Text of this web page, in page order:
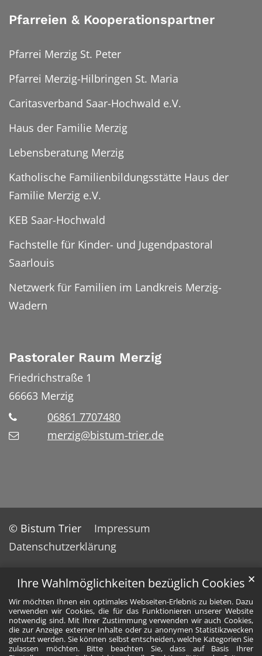
Ihre Wahlmöglichkeiten bezüglich Cookies
Wir möchten Ihnen ein optimales Webseiten-Erlebnis zu bieten. Dazu
verwenden wir Cookies, die für das Funktionieren unserer Website
notwendig sind. Mit Ihrer Zustimmung verwenden wir auch Cookies,
die zur Anzeige externer Inhalte oder zu anonymen Statistikzwecken
genutzt werden. Sie können selbst entscheiden, welche Kategorien Sie
zulassen möchten. Bitte beachten Sie, dass auf Basis Ihrer
✕
Pfarreien & Kooperationspartner
Pfarrei Merzig St. Peter
Pfarrei Merzig-Hilbringen St. Maria
Caritasverband Saar-Hochwald e.V.
Haus der Familie Merzig
Lebensberatung Merzig
Katholische Familienbildungsstätte Haus der
Familie Merzig e.V.
KEB Saar-Hochwald
Fachstelle für Kinder- und Jugendpastoral
Saarlouis
Netzwerk für Familien im Landkreis Merzig-
Wadern
Pastoraler Raum Merzig
Friedrichstraße 1
66663 Merzig
06861 7707480
merzig@bistum-trier.de
© Bistum Trier
Impressum
Datenschutzerklärung